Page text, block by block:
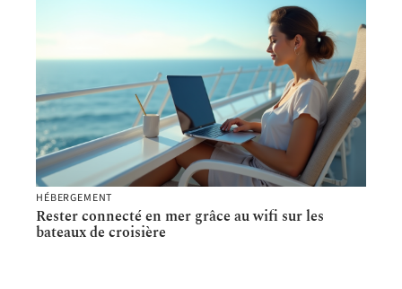
HÉBERGEMENT
Rester connecté en mer grâce au wifi sur les
bateaux de croisière